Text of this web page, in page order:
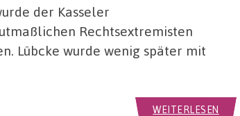
der Kasseler
Rechtsextremisten
Lübcke wurde wenig später mit
WEITERLESEN